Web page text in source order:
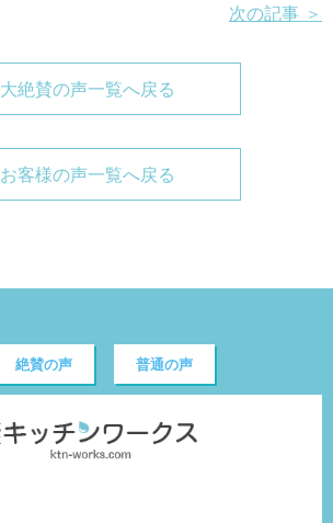
次の記事 ＞
大絶賛の声一覧へ戻る
お客様の声一覧へ戻る
絶賛の声 普通の声